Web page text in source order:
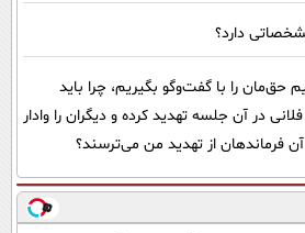
حق‌مان را با گفت‌وگو بگیریم، چرا باید
در آن جلسه تهدید کرده و دیگران را وادار
فرماندهان از تهدید من می‌ترسند؟